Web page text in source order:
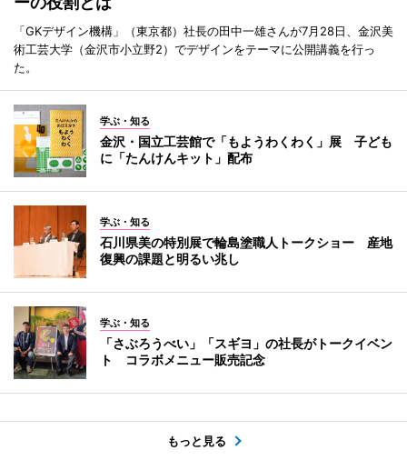
「GKデザイン機構」（東京都）社長の田中一雄さんが7月28日、金沢美
術工芸大学（金沢市小立野2）でデザインをテーマに公開講義を行っ
た。
学ぶ・知る
金沢・国立工芸館で「もようわくわく」展 子ども
に「たんけんキット」配布
学ぶ・知る
石川県美の特別展で輪島塗職人トークショー 産地
復興の課題と明るい兆し
学ぶ・知る
「さぶろうべい」「スギヨ」の社長がトークイベン
ト コラボメニュー販売記念
もっと見る